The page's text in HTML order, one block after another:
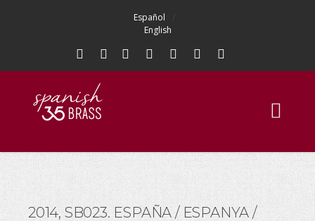
Español
English
2014, SB023. ESPAÑA / ESPANYA /